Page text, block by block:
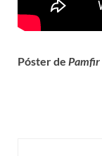
Póster de Pamfir